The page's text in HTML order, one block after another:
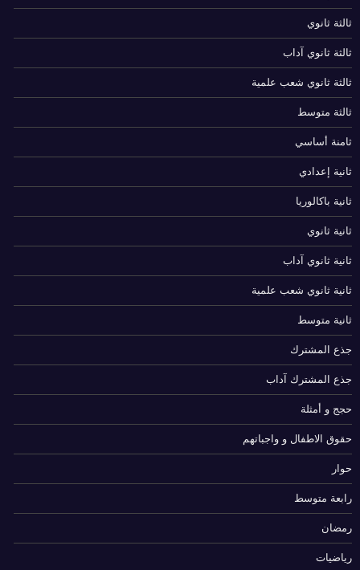
ثالثة ثانوي
ثالثة ثانوي آداب
ثالثة ثانوي شعب علمية
ثالثة متوسط
ثامنة أساسي
ثانية إعدادي
ثانية باكالوريا
ثانية ثانوي
ثانية ثانوي آداب
ثانية ثانوي شعب علمية
ثانية متوسط
جذع المشترك
جذع المشترك آداب
حجج و أمثلة
حقوق الاطفال و واجباتهم
حوار
رابعة متوسط
رمضان
رياضيات